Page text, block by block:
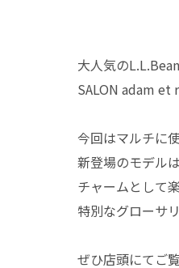
大人気の
SALON adam et
今回はマルチに
新登場のモデル
チャームとして
特別なグローサ
ぜひ店頭にてご